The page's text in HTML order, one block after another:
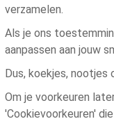
verzamelen.
Als je ons
aanpassen aan jouw
Dus, koekjes, nootjes
Om je voorkeuren
'Cookievoorkeuren'